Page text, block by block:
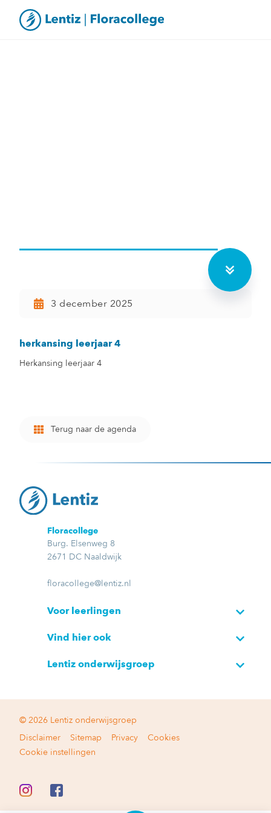
3 december 2025
herkansing leerjaar 4
Herkansing leerjaar 4
Terug naar de agenda
Floracollege
Burg. Elsenweg 8
2671 DC Naaldwijk
floracollege@lentiz.nl
Voor leerlingen
Vind hier ook
Lentiz onderwijsgroep
© 2026 Lentiz onderwijsgroep
Disclaimer
Sitemap Privacy
Cookies
Cookie instellingen